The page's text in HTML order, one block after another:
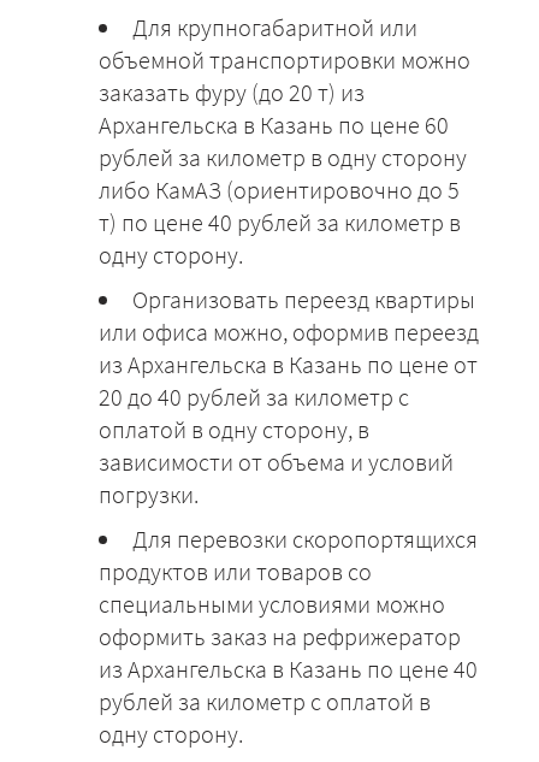
Для крупногабаритной или
объемной транспортировки можно
заказать фуру (до 20 т) из
Архангельска в Казань по цене 60
рублей за километр в одну сторону
либо КамАЗ (ориентировочно до 5
т) по цене 40 рублей за километр в
одну сторону.
Организовать переезд квартиры
или офиса можно, оформив переезд
из Архангельска в Казань по цене от
20 до 40 рублей за километр с
оплатой в одну сторону, в
зависимости от объема и условий
погрузки.
Для перевозки скоропортящихся
продуктов или товаров со
специальными условиями можно
оформить заказ на рефрижератор
из Архангельска в Казань по цене 40
рублей за километр с оплатой в
одну сторону.